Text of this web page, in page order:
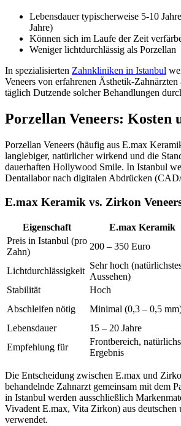
Lebensdauer typischerweise 5-10
Jahre)
Können sich im Laufe der Zeit
Weniger lichtdurchlässig als Porzellan
In spezialisierten Zahnkliniken in Istanbul
Veneers von erfahrenen Ästhetik-Zahnärzten
täglich Dutzende solcher Behandlungen
Porzellan Veneers: Kosten
Porzellan Veneers (häufig aus E.max
langlebiger, natürlicher wirkend und die
dauerhaften Hollywood Smile. In Istanbul
Dentallabor nach digitalen Abdrücken
E.max Keramik vs. Zirkon
Eigenschaft E.max Keramik
Preis in Istanbul (pro
Zahn)
200 – 350 Euro
Lichtdurchlässigkeit
Sehr hoch
Aussehen)
Stabilität
Hoch
Abschleifen nötig
Minimal (0,3 – 0,5
Lebensdauer
15 – 20 Jahre
Empfehlung für
Frontbereich,
Ergebnis
Die Entscheidung zwischen E.max und
behandelnde Zahnarzt gemeinsam mit dem
in Istanbul werden ausschließlich
Vivadent E.max, Vita Zirkon) aus deutschen
verwendet.